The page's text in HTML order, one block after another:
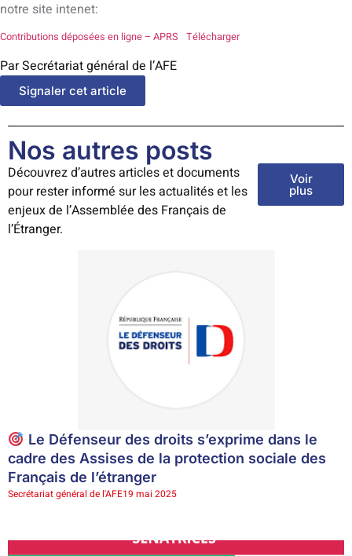
notre site intenet:
Contributions déposées en ligne – APRS Télécharger
Par Secrétariat général de l’AFE
Signaler cet article
Nos autres posts
Découvrez d’autres articles et documents
pour rester informé sur les actualités et les
enjeux de l’Assemblée des Français de
l’Étranger.
Voir
plus
Le Défenseur des droits s’exprime dans le
cadre des Assises de la protection sociale des
Français de l’étranger
Secrétariat général de l'AFE19 mai 2025